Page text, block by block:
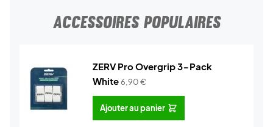
ACCESSOIRES POPULAIRES
ZERV Pro Overgrip 3-Pack
White6,90€
Ajouter au panier